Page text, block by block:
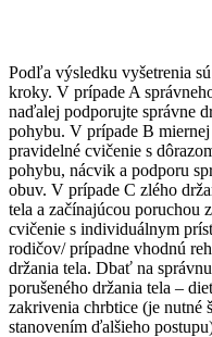
Podľa výsledku vyšetrenia
kroky. V prípade A
naďalej podporujte správne
pohybu. V prípade B
pravidelné cvičenie s
pohybu, nácvik a podporu
obuv. V prípade C zlého
tela a začínajúcou poruchou
cvičenie s individuálnym
rodičov/ prípadne vhodnú
držania tela. Dbať na
porušeného držania tela –
zakrivenia chrbtice (je nutné
stanovením ďalšieho